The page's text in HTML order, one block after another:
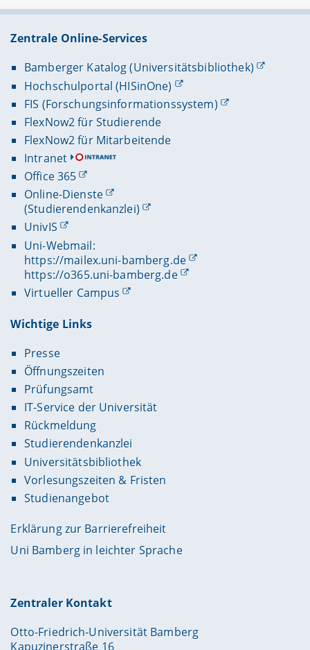
Zentrale Online-Services
Bamberger Katalog (Universitätsbibliothek)
Hochschulportal (HISinOne)
FIS (Forschungsinformationssystem)
FlexNow2 für Studierende
FlexNow2 für Mitarbeitende
Intranet
Office 365
Online-Dienste
(Studierendenkanzlei)
UnivIS
Uni-Webmail:
https://mailex.uni-bamberg.de
https://o365.uni-bamberg.de
Virtueller Campus
Wichtige Links
Presse
Öffnungszeiten
Prüfungsamt
IT-Service der Universität
Rückmeldung
Studierendenkanzlei
Universitätsbibliothek
Vorlesungszeiten & Fristen
Studienangebot
Erklärung zur Barrierefreiheit
Uni Bamberg in leichter Sprache
Zentraler Kontakt
Otto-Friedrich-Universität Bamberg
Kapuzinerstraße 16